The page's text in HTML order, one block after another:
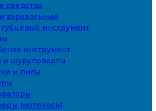
средства
аэрозольные
инструмент
инструмент
и шуруповерты
и пилы
(мотокосы)